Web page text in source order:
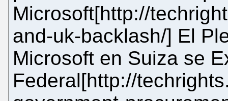
Microsoft[http://
and-uk-backlash/] El
Microsoft en Suiza se
Federal[http://